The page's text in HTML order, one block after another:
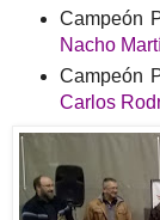
Campeón
Nacho
Campeón
Carlos